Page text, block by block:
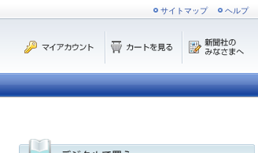
サイトマップ ヘルプ